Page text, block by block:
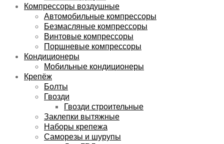
Компрессоры воздушные
Автомобильные компрессоры
Безмасляные компрессоры
Винтовые компрессоры
Поршневые компрессоры
Кондиционеры
Мобильные кондиционеры
Крепёж
Болты
Гвозди
Гвозди строительные
Заклепки вытяжные
Наборы крепежа
Саморезы и шурупы